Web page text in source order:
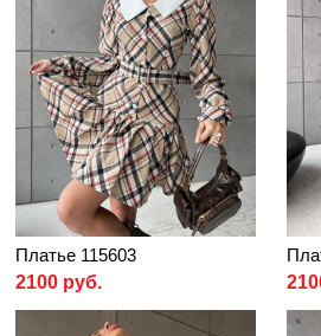
Платье 115603
2100 руб.